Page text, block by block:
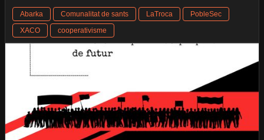
Abarka Comunalitat de sants LaTroca
PobleSec
XACO
cooperativisme